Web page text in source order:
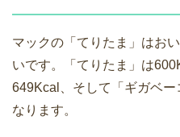
マックの「てりたま」はお
いです。「てりたま」は
649Kcal、そして「ギガベ
なります。